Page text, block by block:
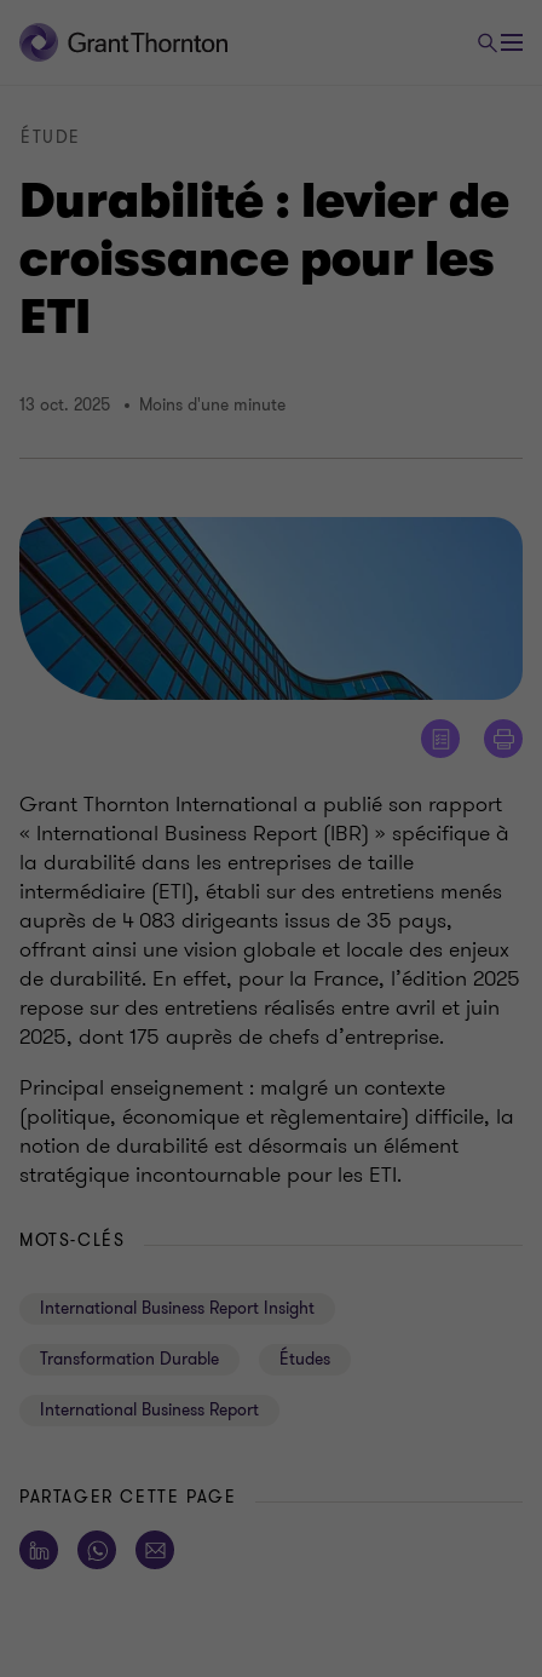
Durabilité : levier de
croissance pour les
ETI
ÉTUDE
13 oct. 2025 Moins d'une minute
Grant Thornton International a publié son rapport
« International Business Report (IBR) » spécifique à
la durabilité dans les entreprises de taille
intermédiaire (ETI), établi sur des entretiens menés
auprès de 4 083 dirigeants issus de 35 pays,
offrant ainsi une vision globale et locale des enjeux
de durabilité. En effet, pour la France, l’édition 2025
repose sur des entretiens réalisés entre avril et juin
2025, dont 175 auprès de chefs d’entreprise.
Principal enseignement : malgré un contexte
(politique, économique et règlementaire) difficile, la
notion de durabilité est désormais un élément
stratégique incontournable pour les ETI.
MOTS-CLÉS
International Business Report Insight
Transformation Durable Études
International Business Report
PARTAGER CETTE PAGE